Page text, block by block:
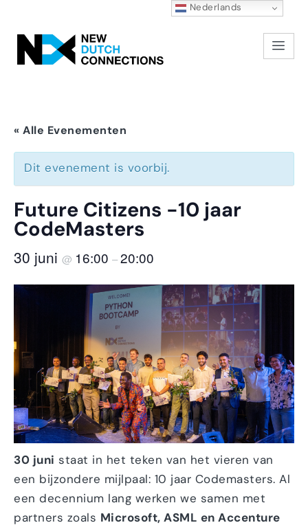
« Alle Evenementen
Dit evenement is voorbij.
Future Citizens -10 jaar
CodeMasters
30 juni @ 16:00 –20:00
30 juni staat in het teken van het vieren van
een bijzondere mijlpaal: 10 jaar Codemasters. Al
een decennium lang werken we samen met
partners zoals Microsoft, ASML en Accenture
Nederlands